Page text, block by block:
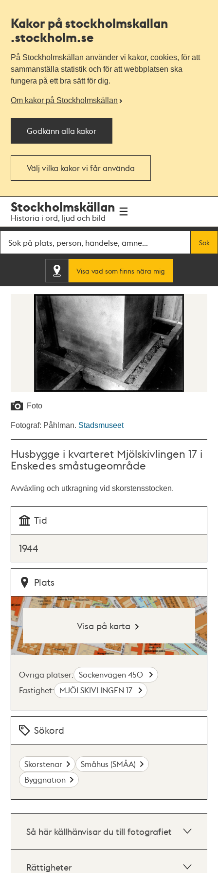
Kakor på stockholmskallan
.stockholm.se
På Stockholmskällan använder vi kakor, cookies, för att
sammanställa statistik och för att webbplatsen ska
fungera på ett bra sätt för dig.
Om kakor på Stockholmskällan
Godkänn alla kakor
Välj vilka kakor vi får använda
navigationen
huvudinnehållet
Stockholmskällan
Historia i ord, ljud och bild
Sök
Visa vad som finns nära mig
Foto
Fotograf: Påhlman. Stadsmuseet
Husbygge i kvarteret Mjölskivlingen 17 i
Enskedes småstugeområde
Avväxling och utkragning vid skorstensstocken.
Tid
1944
Plats
Visa på karta
Övriga platser: Sockenvägen 450
Fastighet: MJÖLSKIVLINGEN 17
Sökord
Skorstenar
Småhus (SMÅA)
Byggnation
Så här källhänvisar du till fotografiet
Rättigheter